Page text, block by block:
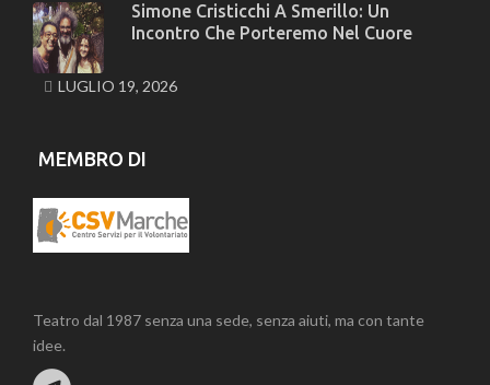
Simone Cristicchi A Smerillo: Un
Incontro Che Porteremo Nel Cuore
LUGLIO 19, 2026
MEMBRO DI
Teatro dal 1987 senza una sede, senza aiuti, ma con tante
idee.